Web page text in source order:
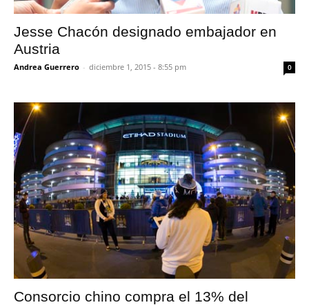
Jesse Chacón designado embajador en
Austria
Andrea Guerrero - diciembre 1, 2015 - 8:55 pm 0
Consorcio chino compra el 13% del